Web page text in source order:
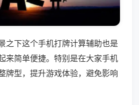
之下这个手机打牌计算辅助也是
来简单便捷。特别是在大家手机
牌型，提升游戏体验，避免影响